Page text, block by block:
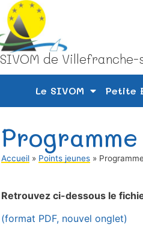
SIVOM de
Le SIVOM Petite
Accueil » Points jeunes »
Retrouvez ci-dessous le
(format PDF, nouvel onglet)